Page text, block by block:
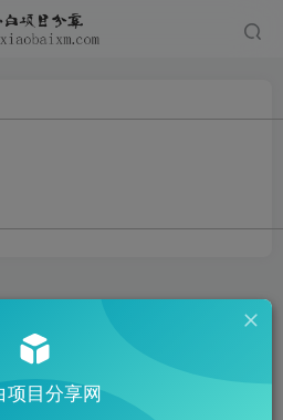
单实操全流程分享，知乎推
项目分享网